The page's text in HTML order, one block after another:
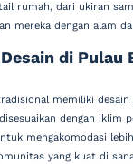
rumah, dari ukiran
mereka dengan alam
di Pulau
memiliki
dengan iklim
mengakomodasi
yang kuat di